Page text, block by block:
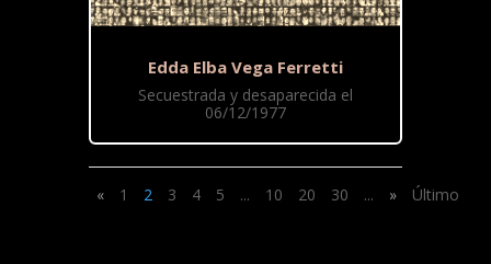
Edda Elba Vega Ferretti
Secuestrada y desaparecida el
06/12/1977
« 1 2 3 4 5 ... 10 20 30 ... » Último